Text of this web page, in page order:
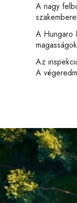
A nagy
A Hungaro
Az
A